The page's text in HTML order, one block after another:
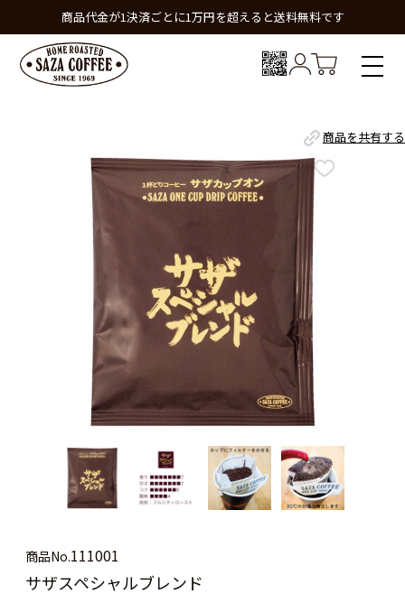
商品代金が1決済ごとに1万円を超えると送料無料です
商品を共有する
商品No.111001
サザスペシャルブレンド